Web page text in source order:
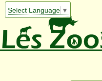
Select Language ▼